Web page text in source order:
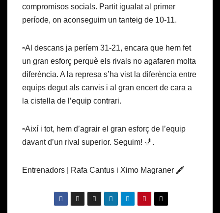
compromisos socials. Partit igualat al primer
període, on aconseguim un tanteig de 10-11.
▫️Al descans ja períem 31-21, encara que hem fet
un gran esforç perquè els rivals no agafaren molta
diferència. A la represa s’ha vist la diferència entre
equips degut als canvis i al gran encert de cara a
la cistella de l’equip contrari.
▫️Així i tot, hem d’agrair el gran esforç de l’equip
davant d’un rival superior. Seguim! 🏀.
Entrenadors | Rafa Cantus i Ximo Magraner 🖋️